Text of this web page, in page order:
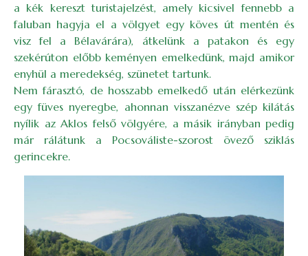
a kék kereszt turistajelzést, amely kicsivel fennebb a
faluban hagyja el a völgyet egy köves út mentén és
visz fel a Bélavárára), átkelünk a patakon és egy
szekérúton előbb keményen emelkedünk, majd amikor
enyhül a meredekség, szünetet tartunk.
Nem fárasztó, de hosszabb emelkedő után elérkezünk
egy füves nyeregbe, ahonnan visszanézve szép kilátás
nyílik az Aklos felső völgyére, a másik irányban pedig
már rálátunk a Pocsováliste-szorost övező sziklás
gerincekre.